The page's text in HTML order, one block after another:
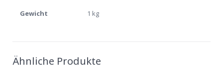
Gewicht 1 kg
Ähnliche Produkte